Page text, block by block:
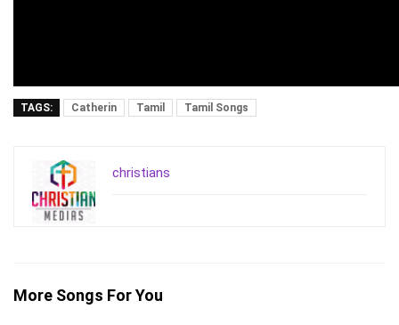
TAGS: Catherin Tamil Tamil Songs
christians
More Songs For You